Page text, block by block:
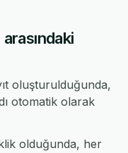
oluşturulduğunda,
otomatik olarak
olduğunda, her